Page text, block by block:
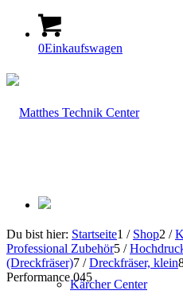
0Einkaufswagen
Kärcher Center
Du bist hier: Startseite1 / Shop2 /
Professional Zubehör5 /
(Dreckfräser)7 / Dreckfräser, klein
Performance 045